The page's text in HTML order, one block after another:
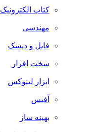
کتاب الکترونیک
مهندسی
فایل و دیسک
سخت افزار
ابزار لینوکس
آفیس
بهینه ساز